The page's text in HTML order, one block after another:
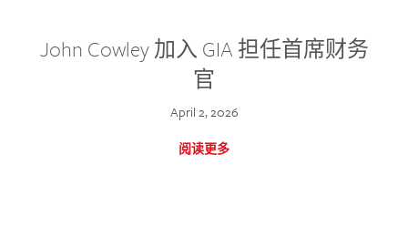
John Cowley 加入 GIA 担任首席财务
官
April 2, 2026
阅读更多